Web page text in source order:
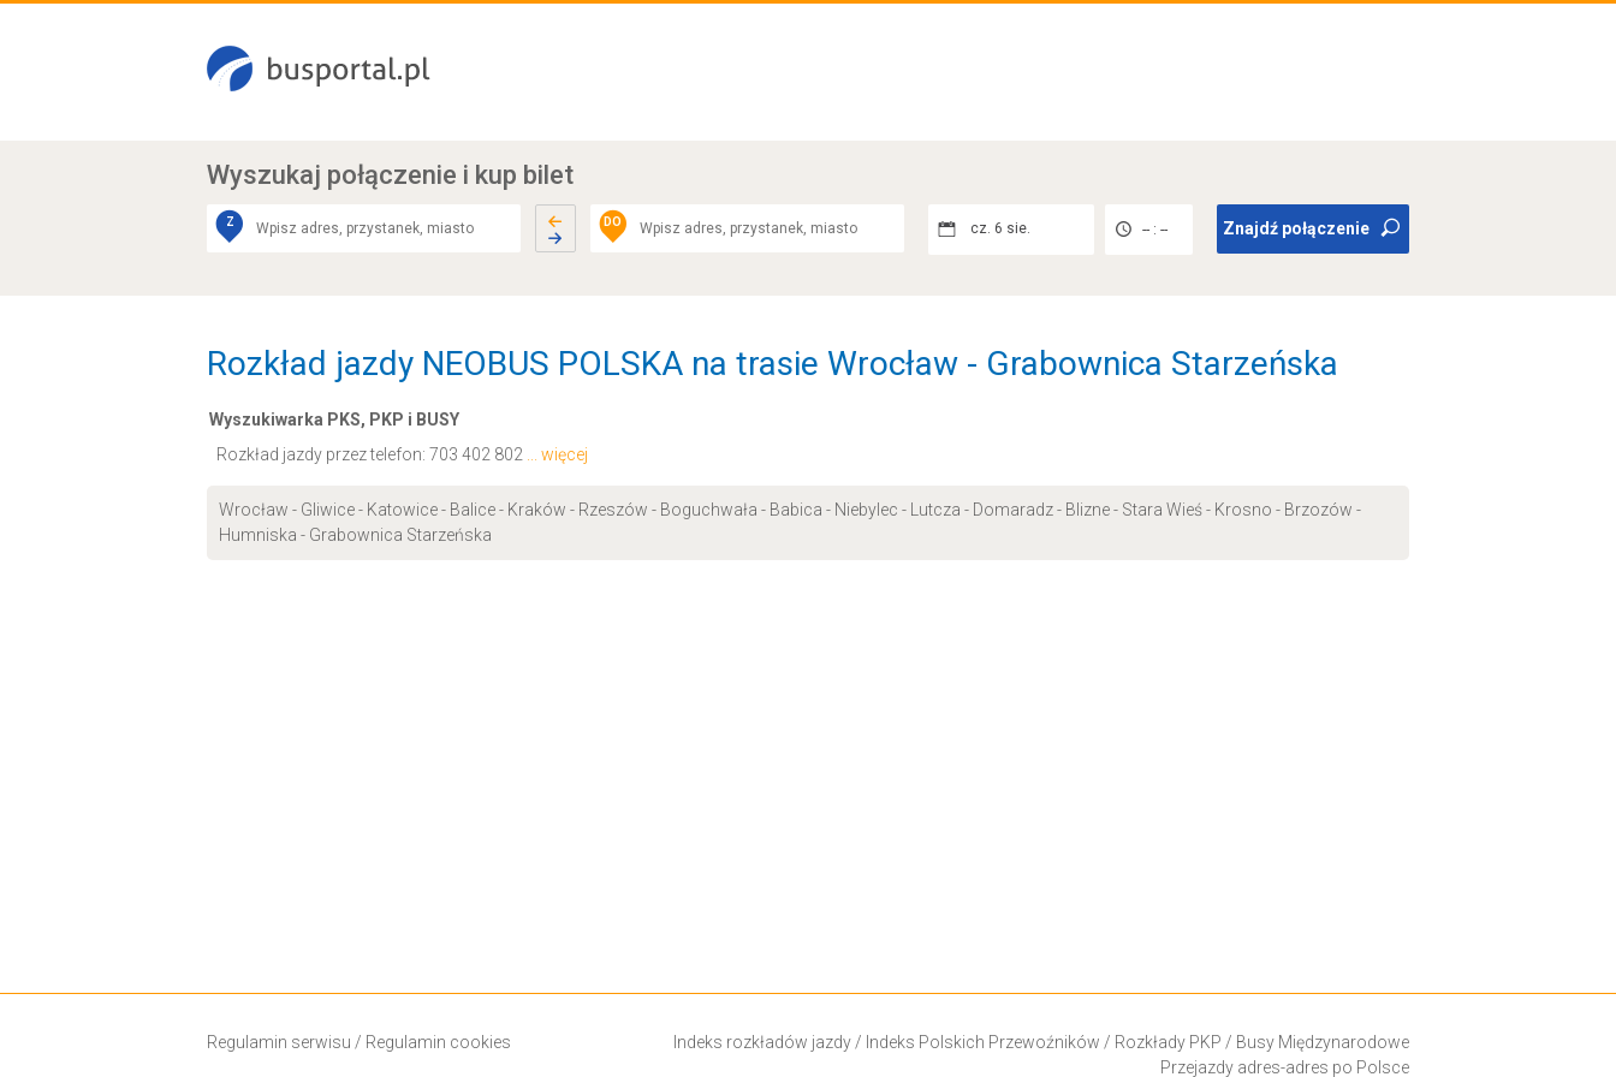
Wyszukaj połączenie i kup bilet
Z DO cz. 6 sie. -- : -- Znajdź połączenie
Rozkład jazdy NEOBUS POLSKA na trasie Wrocław - Grabownica Starzeńska
Wyszukiwarka PKS, PKP i BUSY
Rozkład jazdy przez telefon: 703 402 802 ... więcej
Wrocław - Gliwice - Katowice - Balice - Kraków - Rzeszów - Boguchwała - Babica - Niebylec - Lutcza - Domaradz - Blizne - Stara Wieś - Krosno - Brzozów -
Humniska - Grabownica Starzeńska
Regulamin serwisu / Regulamin cookies Indeks rozkładów jazdy/ Indeks Polskich Przewoźników / Rozkłady PKP / Busy Międzynarodowe
Przejazdy adres-adres po Polsce